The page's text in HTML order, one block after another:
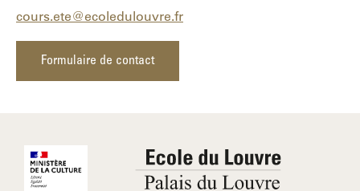
cours.ete@ecoledulouvre.fr
Formulaire de contact